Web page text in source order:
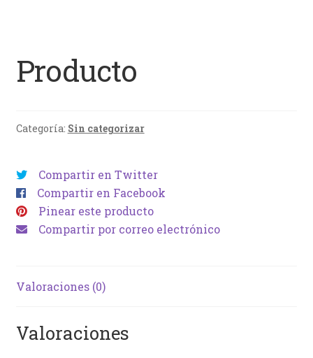
Producto
Categoría: Sin categorizar
Compartir en Twitter
Compartir en Facebook
Pinear este producto
Compartir por correo electrónico
Valoraciones (0)
Valoraciones